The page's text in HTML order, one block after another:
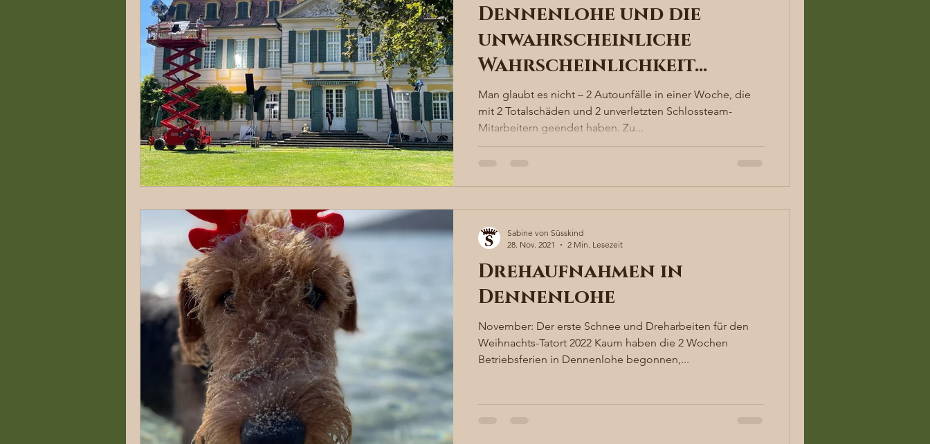
Dennenlohe und die
unwahrscheinliche
Wahrscheinlichkeit…
Man glaubt es nicht – 2 Autounfälle in einer Woche, die
mit 2 Totalschäden und 2 unverletzten Schlossteam-
Mitarbeitern geendet haben. Zu...
Drehaufnahmen in
Dennenlohe
November: Der erste Schnee und Dreharbeiten für den
Weihnachts-Tatort 2022 Kaum haben die 2 Wochen
Betriebsferien in Dennenlohe begonnen,...
Sabine von Süsskind
28. Nov. 2021
2 Min. Lesezeit